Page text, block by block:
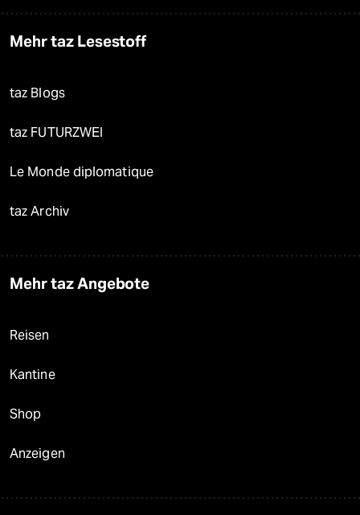
Mehr taz Lesestoff
taz Blogs
taz FUTURZWEI
Le Monde diplomatique
taz Archiv
Mehr taz Angebote
Reisen
Kantine
Shop
Anzeigen